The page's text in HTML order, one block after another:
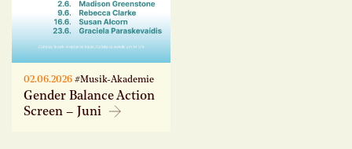
02.06.2026 #Musik-Akademie
Gender Balance Action
Screen – Juni